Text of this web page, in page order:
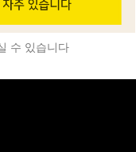
수 있습니다